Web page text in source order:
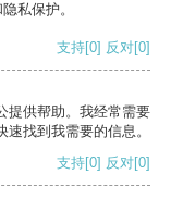
私保护。
支持[0] 反对[0]
提供帮助。我经常需要
找到我需要的信息。
支持[0] 反对[0]